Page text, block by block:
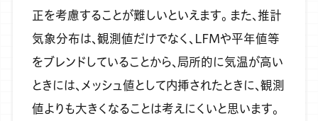
正を考慮することが難しいといえます。 また、推計
気象分布は、観測値だけでなく、LFMや平年値等
をブレンドしていることから、局所的に気温が高い
ときには、メッシュ値として内挿されたときに、観測
値よりも大きくなることは考えにくいと思います。